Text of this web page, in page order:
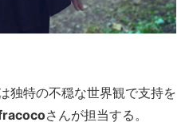
独特の不穏な世界観で支持を
さんが担当する。